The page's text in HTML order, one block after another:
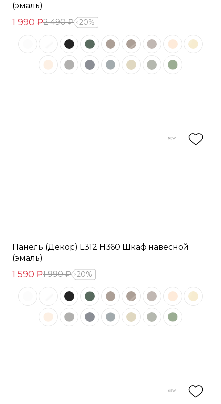
(эмаль)
1 990 ₽2 490 ₽ 20%
Панель (Декор) L312 H360 Шкаф навесной
(эмаль)
1 590 ₽1 990 ₽ 20%